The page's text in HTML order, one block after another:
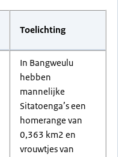
Toelichting
In Bangweulu
hebben
mannelijke
Sitatoenga’s een
homerange van
0,363 km2 en
vrouwtjes van